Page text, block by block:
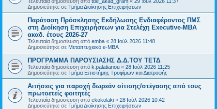
Δημοσιεύτηκε σε Τμήμα Διοίκησης Επιχειρήσεων
Παράταση Πρόσκλησης Εκδήλωσης Ενδιαφέροντος ΠΜΣ
στη Διοίκηση Επιχειρήσεων για Στελέχη Executive-MBΑ
ακαδ. έτους 2026-27
Τελευταία δημοσίευση από emba « 28 Ιούλ 2026 11:48
Δημοσιεύτηκε σε Μεταπτυχιακό e-MBA
ΠΡΟΓΡΑΜΜΑ ΠΑΡΟΥΣΙΑΣΗΣ Δ.Δ.ΤΟΥ ΤΕΤΔ
Τελευταία δημοσίευση από k.palatianou « 28 Ιούλ 2026 11:25
Δημοσιεύτηκε σε Τμήμα Επιστήμης Τροφίμων και Διατροφής
Αιτήσεις για παροχή δωρεάν σίτισης/στέγασης από τους
πρωτοετείς φοιτητές
Τελευταία δημοσίευση από ekokolaki « 28 Ιούλ 2026 10:42
Δημοσιεύτηκε σε Τμήμα Διοίκησης Επιχειρήσεων